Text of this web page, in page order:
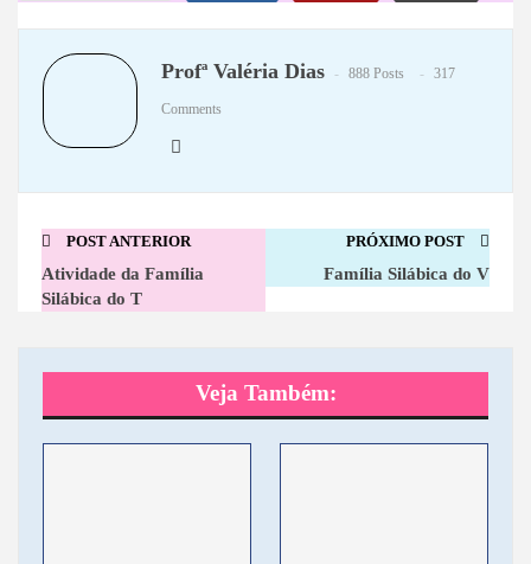
Profª Valéria Dias 888 Posts 317
Comments
POST ANTERIOR
Atividade da Família
Silábica do T
PRÓXIMO POST
Família Silábica do V
Veja Também: